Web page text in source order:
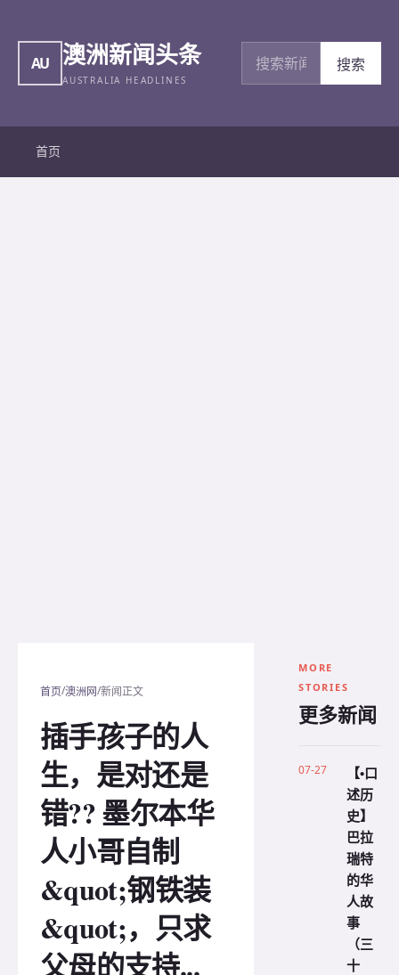
AU 澳洲新闻头条
AUSTRALIA HEADLINES
搜索新闻
搜索
首页
首页/澳洲网/新闻正文
插手孩子的人
生，是对还是
错?? 墨尔本华
人小哥自制
&quot;钢铁装
&quot;，只求
父母的支持...
MORE
STORIES
更多新闻
07-27
【•口
述历
史】
巴拉
瑞特
的华
人故
事
（三
十